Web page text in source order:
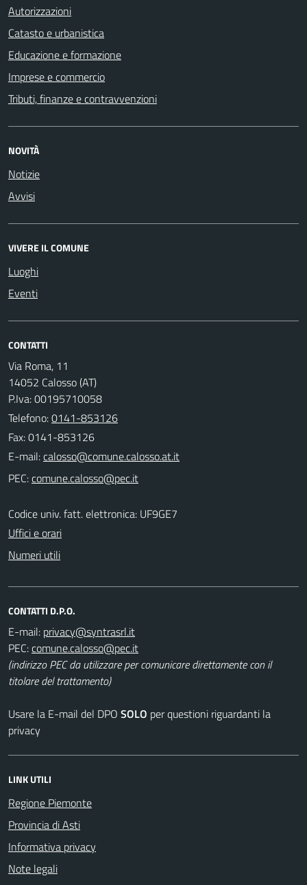
Autorizzazioni
Catasto e urbanistica
Educazione e formazione
Imprese e commercio
Tributi, finanze e contravvenzioni
NOVITÀ
Notizie
Avvisi
VIVERE IL COMUNE
Luoghi
Eventi
CONTATTI
Via Roma, 11
14052 Calosso (AT)
P.Iva: 00195710058
Telefono:0141-853126
Fax: 0141-853126
E-mail:
PEC:
Codice univ. fatt. elettronica: UF9GE7
Uffici e orari
Numeri utili
CONTATTI D.P.O.
E-mail:
PEC:
(indirizzo PEC da utilizzare per comunicare direttamente con il
titolare del trattamento)
Usare la E-mail del DPO SOLO per questioni riguardanti la
privacy
LINK UTILI
Regione Piemonte
Provincia di Asti
Informativa privacy
Note legali